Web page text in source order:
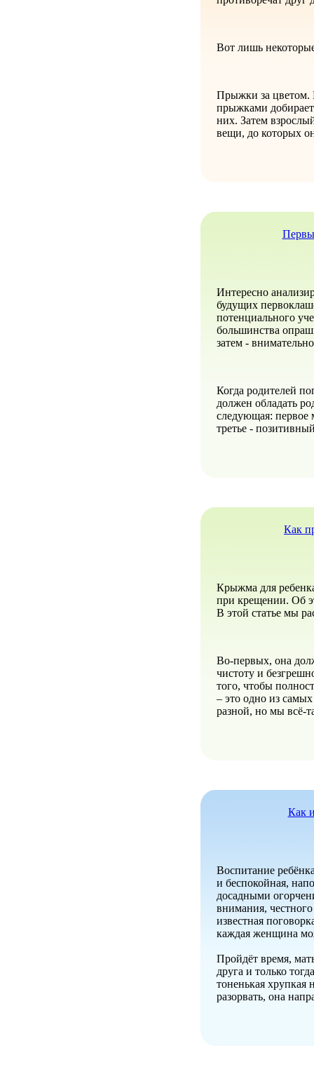
Вот лишь
Прыжки за цветом.
прыжками
них. Затем
вещи, до которых
Интересно
будущих
потенциального
большинства
затем -
Когда родителей
должен обладать
следующая: первое
третье -
Как
Крыжма для
при крещении. Об
В этой статье мы
Во-первых, она
чистоту и
того, чтобы
– это одно из
разной, но мы всё-
Как
Воспитание
и беспокойная,
досадными
внимания,
известная
каждая женщина
Пройдёт время,
друга и только
тоненькая
разорвать, она